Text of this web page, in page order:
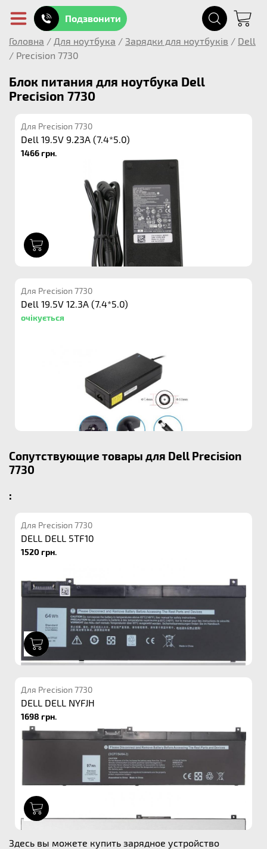
Подзвонити
Головна / Для ноутбука / Зарядки для ноутбуків / Dell
/ Precision 7730
Блок питания для ноутбука Dell
Precision 7730
Для Precision 7730
Dell 19.5V 9.23A (7.4*5.0)
1466 грн.
Для Precision 7730
Dell 19.5V 12.3A (7.4*5.0)
очікується
Сопутствующие товары для Dell Precision
7730
:
Для Precision 7730
DELL DELL 5TF10
1520 грн.
Для Precision 7730
DELL DELL NYFJH
1698 грн.
Здесь вы можете купить зарядное устройство